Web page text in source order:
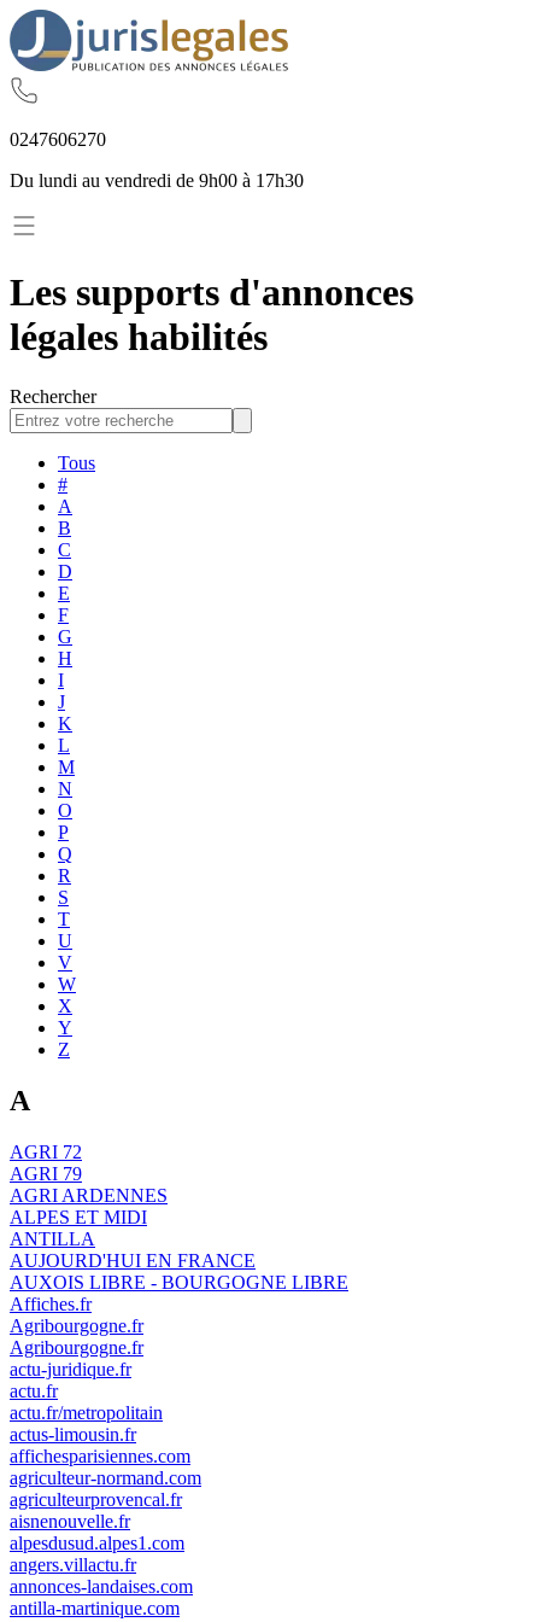
0247606270
Du lundi au vendredi de 9h00 à 17h30
Les supports d'annonces
légales habilités
Rechercher
Tous
#
A
B
C
D
E
F
G
H
I
J
K
L
M
N
O
P
Q
R
S
T
U
V
W
X
Y
Z
A
AGRI 72
AGRI 79
AGRI ARDENNES
ALPES ET MIDI
ANTILLA
AUJOURD'HUI EN FRANCE
AUXOIS LIBRE - BOURGOGNE LIBRE
Affiches.fr
Agribourgogne.fr
Agribourgogne.fr
actu-juridique.fr
actu.fr
actu.fr/metropolitain
actus-limousin.fr
affichesparisiennes.com
agriculteur-normand.com
agriculteurprovencal.fr
aisnenouvelle.fr
alpesdusud.alpes1.com
angers.villactu.fr
annonces-landaises.com
antilla-martinique.com